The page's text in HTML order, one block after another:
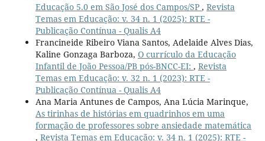
Educação 5.0 em São José dos Campos/SP , Revista
Temas em Educação: v. 34 n. 1 (2025): RTE -
Publicação Contínua - Qualis A4
Francineide Ribeiro Viana Santos, Adelaide Alves Dias,
Kaline Gonzaga Barboza, O currículo da Educação
Infantil de João Pessoa/PB pós-BNCC-EI: , Revista
Temas em Educação: v. 32 n. 1 (2023): RTE -
Publicação Contínua - Qualis A4
Ana Maria Antunes de Campos, Ana Lúcia Marinque,
As tirinhas de histórias em quadrinhos em uma
formação de professores sobre ansiedade matemática
, Revista Temas em Educação: v. 34 n. 1 (2025): RTE -